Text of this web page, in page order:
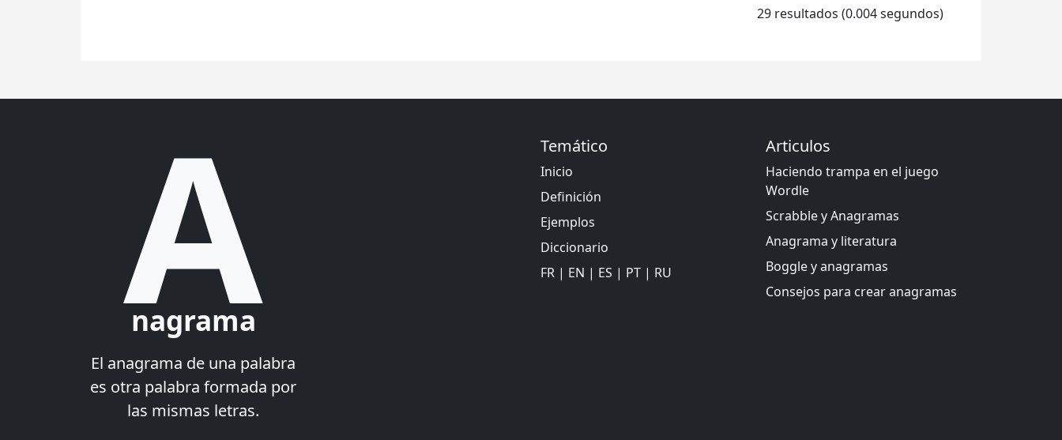
29 resultados (0.004 segundos)
A
nagrama
El anagrama de una palabra
es otra palabra formada por
las mismas letras.
Temático
Inicio
Definición
Ejemplos
Diccionario
FR | EN | ES | PT | RU
Articulos
Haciendo trampa en el juego
Wordle
Scrabble y Anagramas
Anagrama y literatura
Boggle y anagramas
Consejos para crear anagramas